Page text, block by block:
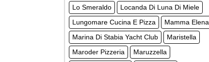
Lo Smeraldo
Locanda Di Luna Di Miele
Lungomare Cucina E Pizza
Mamma Elena
Marina Di Stabia Yacht Club
Maristella
Maroder Pizzeria
Maruzzella